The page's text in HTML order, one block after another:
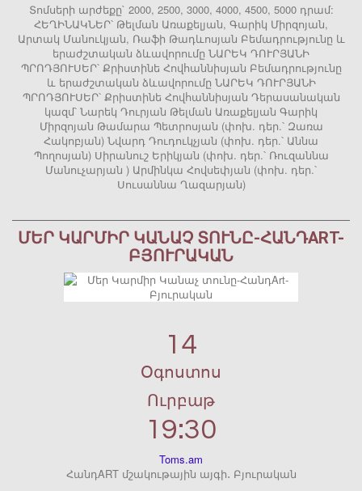
Տոմսերի արժեքը` 2000, 2500, 3000, 4000, 4500, 5000 դրամ:
ՀԵՂԻՆԱԿՆԵՐ՝ Թելման Առաքելյան, Գարիկ Միրզոյան,
Արտակ Մանուկյան, Ռաֆի Թադևոսյան Բեմադրությունը և
երաժշտական ձևավորումը ՆԱՐԵԿ ԴՈՒՐՅԱՆԻ
ՊՐՈԴՅՈՒՍԵՐ՝ Քրիստինե Հովհաննիսյան Բեմադրությունը
և երաժշտական ձևավորումը ՆԱՐԵԿ ԴՈՒՐՅԱՆԻ
ՊՐՈԴՅՈՒՍԵՐ՝ Քրիստինե Հովհաննիսյան Դերասանական
կազմ՝ Նարեկ Դուրյան Թելման Առաքելյան Գարիկ
Միրզոյան Թամարա Պետրոսյան (փոխ. դեր.՝ Զառա
Հակոբյան) Նվարդ Դուդուկչյան (փոխ. դեր.՝ Աննա
Պողոսյան) Սիրանուշ Երիկյան (փոխ. դեր.՝ Ռուզաննա
Մանուչարյան ) Արմինկա Հովսեփյան (փոխ. դեր.՝
Սուսաննա Ղազարյան)
ՄԵՐ ԿԱՐՄԻՐ ԿԱՆԱՉ ՏՈՒՆԸ-ՀԱՆԴART-
ԲՅՈՒՐԱԿԱՆ
14
Օգոստոս
Ուրբաթ
19:30
Toms.am
ՀանդART մշակութային այգի․ Բյուրական